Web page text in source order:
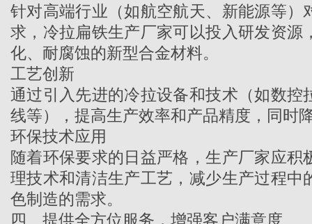
针对高端行业（如航空航天、新能源等）
求， 冷拉扁铁生产厂家可以投入研发资源
化、耐腐蚀的新型合金材料。
工艺创新
通过引入先进的冷拉设备和技术（如数控
线等），提高生产效率和产品精度，同时
环保技术应用
随着环保要求的日益严格，生产厂家应积
理技术和清洁生产工艺，减少生产过程中
色制造的需求。
四、提供全方位服务，增强客户满意度